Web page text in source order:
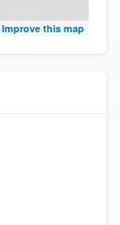
Improve this map